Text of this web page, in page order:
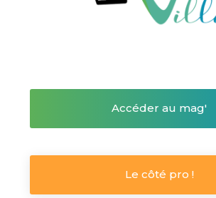
Accéder au mag'
Le côté pro !